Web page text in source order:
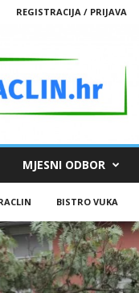
REGISTRACIJA / PRIJAVA
MJESNI ODBOR
BISTRO VUKA